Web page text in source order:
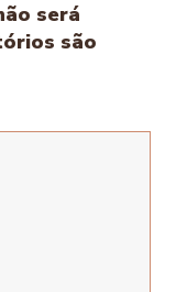
será
são